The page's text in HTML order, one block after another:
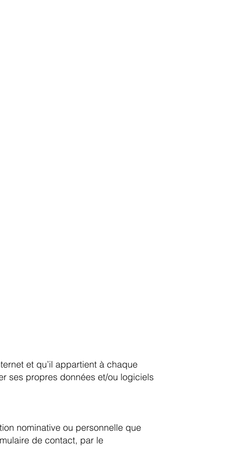
et qu’il appartient à chaque
ses propres données et/ou logiciels
nominative ou personnelle que
de contact, par le